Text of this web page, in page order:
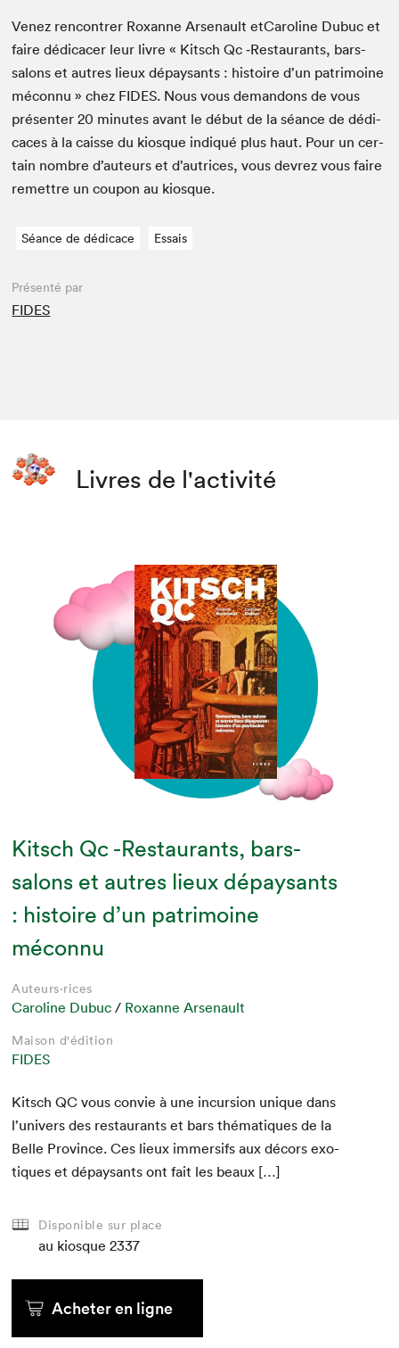
Venez ren­con­tr­er Rox­anne Arse­nault etCaro­line Dubuc et
faire dédi­cac­er leur livre « Kitsch Qc ‑Restau­rants, bars-
salons et autres lieux dépaysants : his­toire d’un pat­ri­moine
mécon­nu » chez FIDES. Nous vous deman­dons de vous
présen­ter20 min­utes avant le début de la séance de dédi­
caces à la caisse du kiosque indiqué plus haut. Pour un cer­
tain nom­bre d’auteurs et d’autrices, vous devrez vous faire
remet­tre un coupon au kiosque.
Séance de dédicace Essais
Présenté par
FIDES
Livres de l'activité
Kitsch Qc -Restaurants, bars-
salons et autres lieux dépaysants
: histoire d’un patrimoine
méconnu
Auteurs·rices
Caroline Dubuc / Roxanne Arsenault
Maison d'édition
FIDES
KitschQC vous con­vie à une incur­sion unique dans
l’univers des restau­rants et bars thé­ma­tiques de la
Belle Province. Ces lieux immer­sifs aux décors exo­
tiques et dépaysants ont fait les beaux […]
Disponible sur place
au kiosque 2337
Acheter en ligne